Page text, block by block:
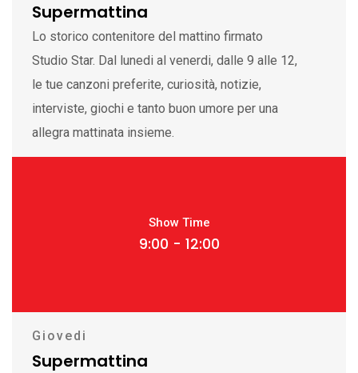
Supermattina
Lo storico contenitore del mattino firmato
Studio Star. Dal lunedi al venerdi, dalle 9 alle 12,
le tue canzoni preferite, curiosità, notizie,
interviste, giochi e tanto buon umore per una
allegra mattinata insieme.
Show Time
9:00 - 12:00
Giovedi
Supermattina